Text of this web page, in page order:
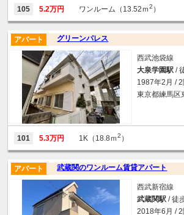
105 5.2万円 ワンルーム（13.52ｍ2 ）
グリーンパレス
アパート
西武池袋線
大泉学園駅 /
1987年2月 /
東京都練馬区
101 5.3万円 1K（18.8ｍ2 ）
武蔵関のワンルーム賃貸アパート
アパート
西武新宿線
武蔵関駅 / 徒
2018年6月 /